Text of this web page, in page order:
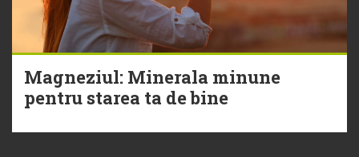
Magneziul: Minerala minune
pentru starea ta de bine